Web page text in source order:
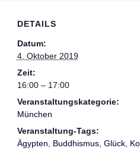
DETAILS
Datum:
4. Oktober 2019
Zeit:
16:00 – 17:00
Veranstaltungskategorie:
München
Veranstaltung-Tags:
Ägypten, Buddhismus, Glück,